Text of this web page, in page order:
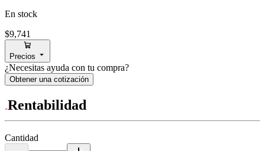
En stock
$9,741
Precios
¿Necesitas ayuda con tu compra?
Obtener una cotización
Rentabilidad
Cantidad